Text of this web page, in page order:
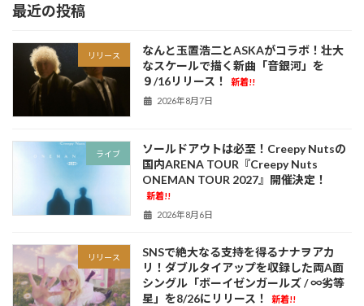
最近の投稿
リリース
なんと玉置浩二とASKAがコラボ！壮大
なスケールで描く新曲「音銀河」を
９/16リリース！
新着!!
2026年8月7日
ライブ
ソールドアウトは必至！Creepy Nutsの
国内ARENA TOUR『Creepy Nuts
ONEMAN TOUR 2027』開催決定！
新着!!
2026年8月6日
リリース
SNSで絶大なる支持を得るナナヲアカ
リ！ダブルタイアップを収録した両A面
シングル「ボーイゼンガールズ / ∞劣等
星」を8/26にリリース！
新着!!